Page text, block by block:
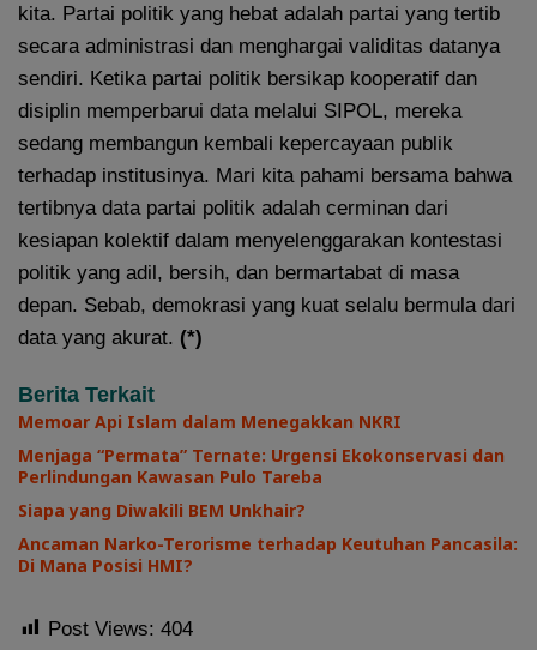
kita. Partai politik yang hebat adalah partai yang tertib
secara administrasi dan menghargai validitas datanya
sendiri. Ketika partai politik bersikap kooperatif dan
disiplin memperbarui data melalui SIPOL, mereka
sedang membangun kembali kepercayaan publik
terhadap institusinya. Mari kita pahami bersama bahwa
tertibnya data partai politik adalah cerminan dari
kesiapan kolektif dalam menyelenggarakan kontestasi
politik yang adil, bersih, dan bermartabat di masa
depan. Sebab, demokrasi yang kuat selalu bermula dari
data yang akurat. (*)
Berita Terkait
Memoar Api Islam dalam Menegakkan NKRI
Menjaga “Permata” Ternate: Urgensi Ekokonservasi dan
Perlindungan Kawasan Pulo Tareba
Siapa yang Diwakili BEM Unkhair?
Ancaman Narko-Terorisme terhadap Keutuhan Pancasila:
Di Mana Posisi HMI?
Post Views: 404